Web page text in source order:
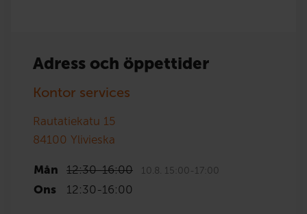
Adress och öppettider
Kontor services
Rautatiekatu 15
84100 Ylivieska
Mån 12:30-16:00 10.8. 15:00-17:00
Ons 12:30 -16:00